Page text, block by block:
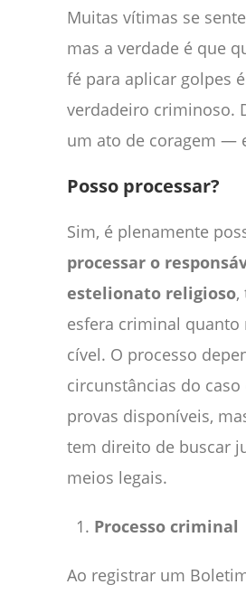
Muitas vítimas se
mas a verdade é que
fé para aplicar golpes
verdadeiro criminoso.
um ato de coragem —
Posso processar?
Sim, é plenamente
processar o
estelionato religioso,
esfera criminal quanto
cível. O processo
circunstâncias do caso
provas disponíveis,
tem direito de buscar
meios legais.
Processo criminal
Ao registrar um